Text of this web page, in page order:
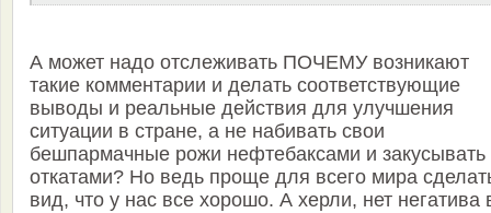
А может надо отслеживать ПОЧЕМУ возникают
такие комментарии и делать соответствующие
выводы и реальные действия для улучшения
ситуации в стране, а не набивать свои
бешпармачные рожи нефтебаксами и закусывать
откатами? Но ведь проще для всего мира
вид, что у нас все хорошо. А херли, нет негатива